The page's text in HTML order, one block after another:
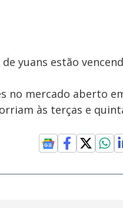
yuans estão
no mercado aberto
às terças e